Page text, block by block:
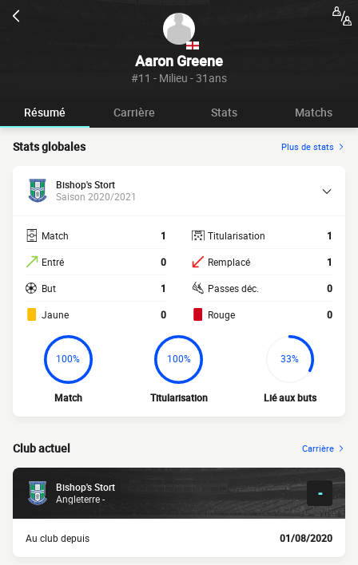
Aaron Greene
#11 - Milieu - 31ans
Résumé Carrière Stats Matchs
Stats globales Plus de stats
Bishop's Stort
Saison 2020/2021
Match 1
Entré 0
But 1
Jaune 0
Titularisation 1
Remplacé 1
Passes déc. 0
Rouge 0
100%
Match
100%
Titularisation
33%
Lié aux buts
Club actuel Carrière
Bishop's Stort
Angleterre -
-
Au club depuis 01/08/2020